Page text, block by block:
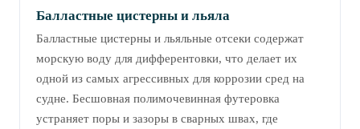
Балластные цистерны и льяла
Балластные цистерны и льяльные отсеки содержат
морскую воду для дифферентовки, что делает их
одной из самых агрессивных для коррозии сред на
судне. Бесшовная полимочевинная футеровка
устраняет поры и зазоры в сварных швах, где